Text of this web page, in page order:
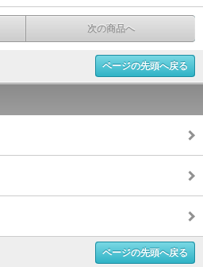
次の商品へ
ページの先頭へ戻る
ページの先頭へ戻る